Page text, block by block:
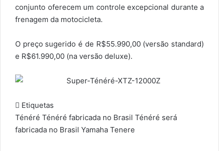
conjunto oferecem um controle excepcional durante a
frenagem da motocicleta.
O preço sugerido é de R$55.990,00 (versão standard)
e R$61.990,00 (na versão deluxe).
Etiquetas
Ténéré Ténéré fabricada no Brasil Ténéré será
fabricada no Brasil Yamaha Tenere